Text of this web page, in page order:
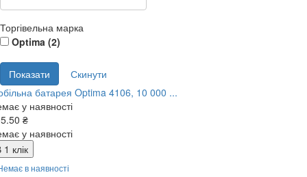
Торгівельна марка
Optima (2)
батарея Optima 4106, 10 000 ...
у наявності
₴
у наявності
1 клік
в наявності